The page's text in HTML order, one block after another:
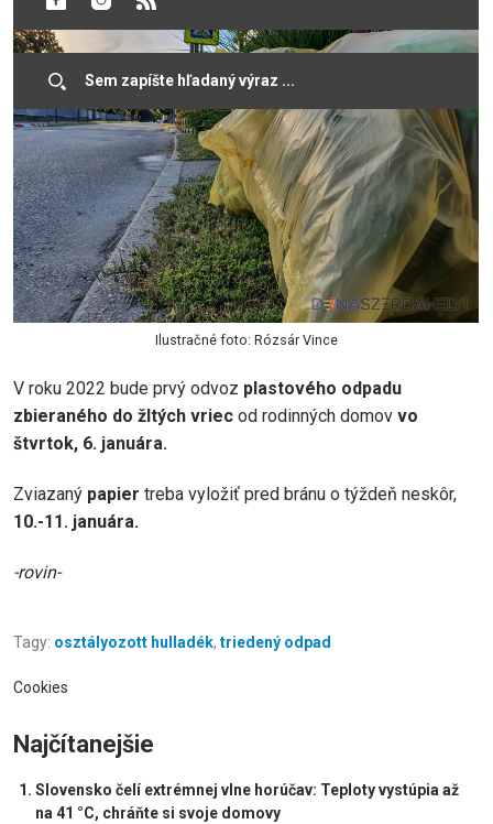
Ilustračné foto: Rózsár Vince
V roku 2022 bude prvý odvoz plastového odpadu
zbieraného do žltých vriec od rodinných domov vo
štvrtok, 6. januára.
Zviazaný papier treba vyložiť pred bránu o týždeň neskôr,
10.-11. januára.
-rovin-
Tagy: osztályozott hulladék, triedený odpad
Cookies
Najčítanejšie
Slovensko čelí extrémnej vlne horúčav: Teploty vystúpia až
na 41 °C, chráňte si svoje domovy